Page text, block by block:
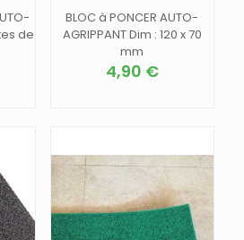
de
BLOC à PONCER AUTO-
AGRIPPANT Dim : 120 x 70
mm
4,90 €